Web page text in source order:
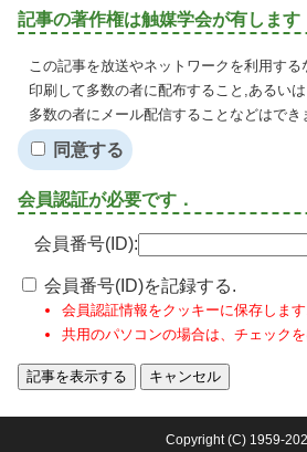
記事の著作権は触媒学会が有します
この記事を放送やネットワークを利用す
印刷して多数の者に配布すること,あるいは
多数の者にメール配信することなどはでき
同意する
会員認証が必要です．
会員番号(ID):
会員番号(ID)を記録する.
会員認証情報をクッキーに保存しま
共用のパソコンの場合は、チェック
Copyright (C) 1959-